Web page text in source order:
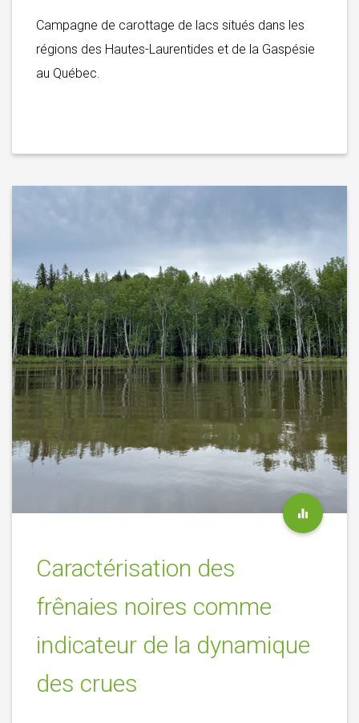
Campagne de carottage de lacs situés dans les
régions des Hautes-Laurentides et de la Gaspésie
au Québec.
Caractérisation des
frênaies noires comme
indicateur de la dynamique
des crues